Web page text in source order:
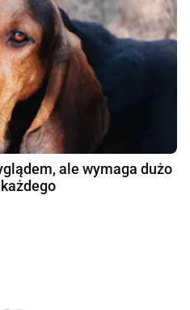
ale wymaga dużo